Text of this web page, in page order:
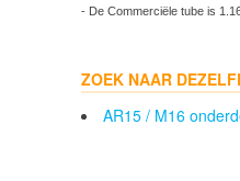
- De Commerciële tube is
ZOEK NAAR
AR15 / M16